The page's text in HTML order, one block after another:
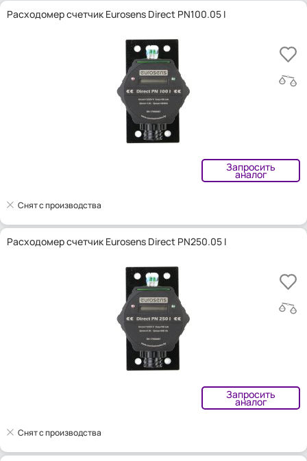
Расходомер счетчик Eurosens Direct PN100.05 I
Запросить
аналог
Снят с производства
Расходомер счетчик Eurosens Direct PN250.05 I
Запросить
аналог
Снят с производства